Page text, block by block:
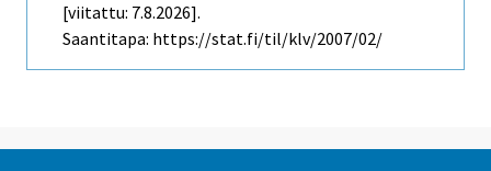
[viitattu: 7.8.2026].
Saantitapa: https://stat.fi/til/klv/2007/02/